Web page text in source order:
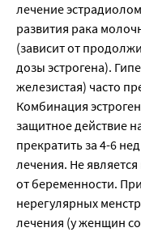
лечение
развития рака
(зависит от
дозы эстрогена).
железистая) часто
Комбинация
защитное действие
прекратить за 4-6
лечения. Не
от беременности.
нерегулярных
лечения (у женщин